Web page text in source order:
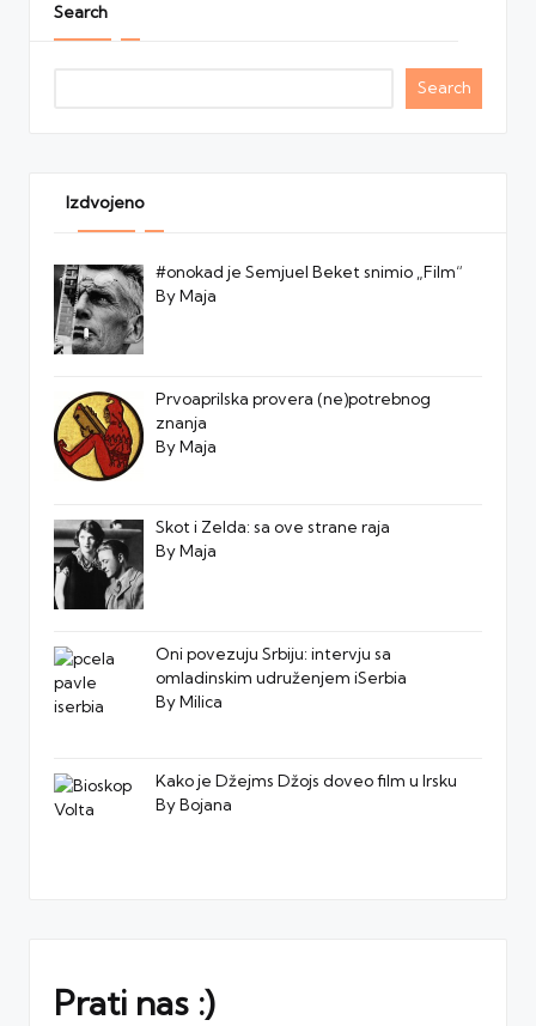
Search
Search
Izdvojeno
#onokad je Semjuel Beket snimio „Film“
By Maja
Prvoaprilska provera (ne)potrebnog
znanja
By Maja
Skot i Zelda: sa ove strane raja
By Maja
Oni povezuju Srbiju: intervju sa
omladinskim udruženjem iSerbia
By Milica
Kako je Džejms Džojs doveo film u Irsku
By Bojana
Prati nas :)